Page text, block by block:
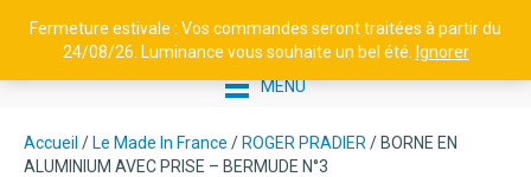
Fermeture estivale : Vos commandes seront traitées à partir du
24/08/26. Luminance vous souhaite un bel été.
Ignorer
MENU
Accueil / Le Made In France / ROGER PRADIER / BORNE EN
ALUMINIUM AVEC PRISE – BERMUDE N°3